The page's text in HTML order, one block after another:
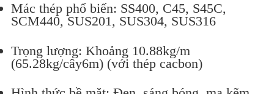
Mác thép phổ biến: SS400, C45, S45C,
SCM440, SUS201, SUS304, SUS316
Trọng lượng: Khoảng 10.88kg/m
(65.28kg/cây6m) (với thép cacbon)